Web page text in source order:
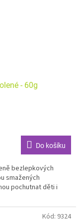
- 60g
Do košíku
bezlepkových
smažených
pochutnat děti i
Kód: 9324